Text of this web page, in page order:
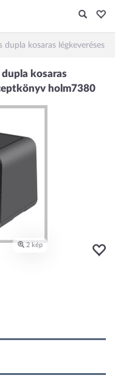
dupla kosaras légkeveréses